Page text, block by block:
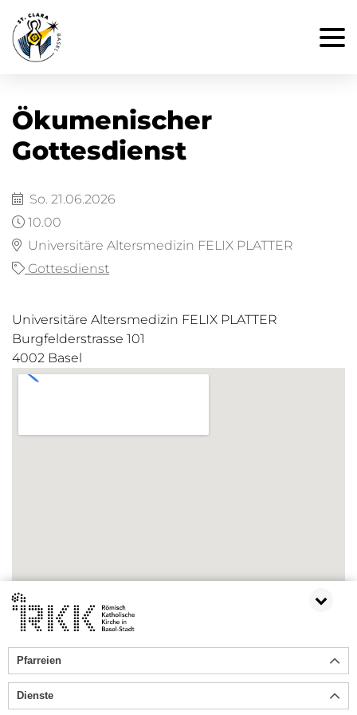
Ökumenischer
Gottesdienst
So. 21.06.2026
10.00
Universitäre Altersmedizin FELIX PLATTER
Gottesdienst
Universitäre Altersmedizin FELIX PLATTER
Burgfelderstrasse 101
4002 Basel
ZURÜCK
Pfarreien
Dienste